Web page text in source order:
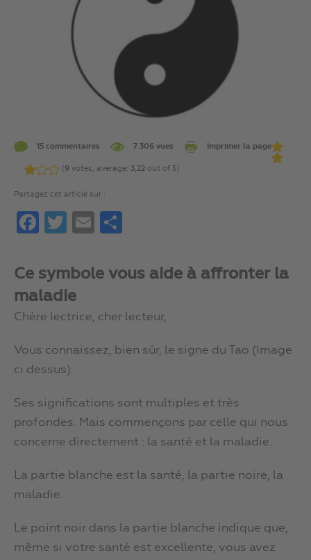
15 commentaires 7 306 vues Imprimer la page
(9 votes, average: 3,22 out of 5)
Partagez cet article sur :
FacebookTwitterEmail
Ce symbole vous aide à affronter la
maladie
Chère lectrice, cher lecteur,
Vous connaissez, bien sûr, le signe du Tao (Image
ci dessus).
Ses significations sont multiples et très
profondes. Mais commençons par celle qui nous
concerne directement : la santé et la maladie.
La partie blanche est la santé, la partie noire, la
maladie.
Le point noir dans la partie blanche indique que,
même si votre santé est excellente, vous avez